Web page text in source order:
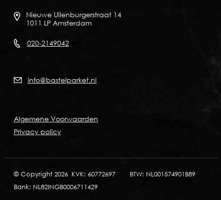
Nieuwe Uilenburgerstraat 14
1011 LP Amsterdam
020-2149042
info@bastelparket.nl
Algemene Voorwaarden
Privacy policy
© Copyright 2026 KVK: 60772697
BTW: NL001574901B89
Bank: NL82INGB0006711429